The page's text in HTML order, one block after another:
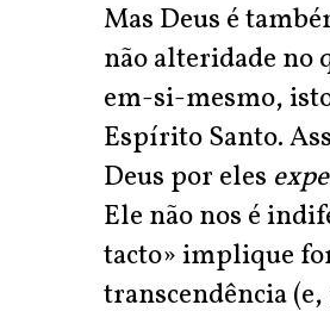
Mas Deus é
não alteridade no
em-si-mesmo,
Espírito Santo.
Deus por eles
Ele não nos é
tacto» implique
transcendência